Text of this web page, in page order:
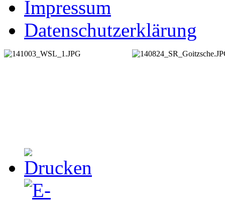
Impressum
Datenschutzerklärung